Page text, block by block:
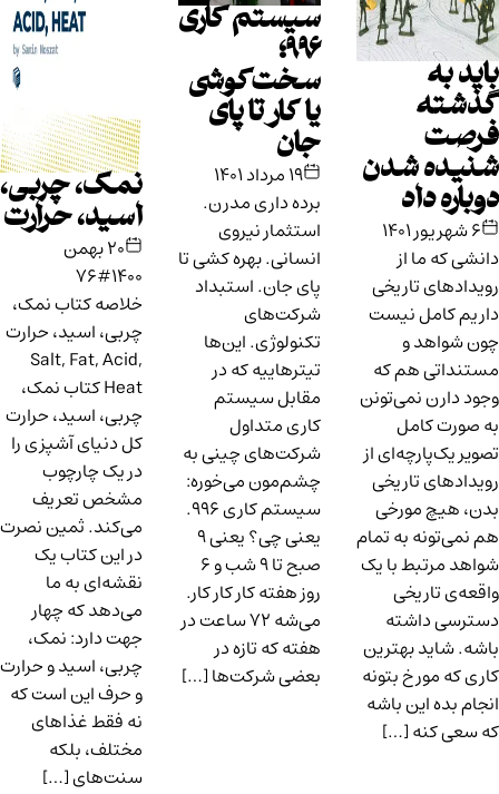
باید به
گذشته
فرصت
شنیده شدن
دوباره داد
۶ شهریور ۱۴۰۱
دانشی که ما از
رویدادهای تاریخی
داریم کامل نیست
چون شواهد و
مستنداتی هم که
وجود دارن نمی‌تونن
به صورت کامل
تصویر یک‌پارچه‌ای از
رویدادهای تاریخی
بدن، هیچ مورخی
هم نمی‌تونه به تمام
شواهد مرتبط با یک
واقعه‌ی تاریخی
دسترسی داشته
باشه. شاید بهترین
کاری که مورخ بتونه
انجام بده این باشه
که سعی کنه […]
سیستم کاری
۹۹۶؛
سخت‌کوشی
یا کار تا پای
جان
۱۹ مرداد ۱۴۰۱
برده ‌داری مدرن.
استثمار نیروی
انسانی. بهره کشی تا
پای جان. استبداد
شرکت‌های
تکنولوژی. این‌ها
تیترهاییه که در
مقابل سیستم
کاری متداول
شرکت‌های چینی به
چشم‌مون می‌خوره:
سیستم کاری ۹۹۶.
یعنی چی؟ یعنی ۹
صبح تا ۹ شب و ۶
روز هفته کار کار کار.
می‌شه ۷۲ ساعت در
هفته که تازه در
بعضی شرکت‌ها […]
نمک، چربی،
اسید، حرارت
۲۰ بهمن
۱۴۰۰#76
خلاصه کتاب نمک،
چربی، اسید، حرارت
Salt, Fat, Acid,
Heat کتاب نمک،
چربی، اسید، حرارت
کل دنیای آشپزی را
در یک چارچوب
مشخص تعریف
می‌کند. ثمین نصرت
در این کتاب یک
نقشه‌ای به ما
می‌دهد که چهار
جهت دارد: نمک،
چربی، اسید و حرارت
و حرف این است که
نه فقط غذاهای
مختلف، بلکه
سنت‌های […]